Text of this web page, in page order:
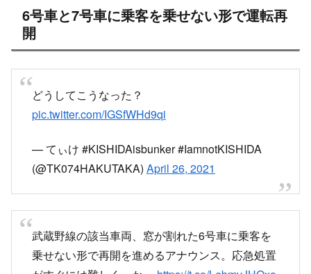
6号車と7号車に乗客を乗せない形で運転再
開
pic.twitter.com/IGSfWHd9qi
— てぃけ #KISHIDAisbunker #IamnotKISHIDA
(@TK074HAKUTAKA)April 26, 2021